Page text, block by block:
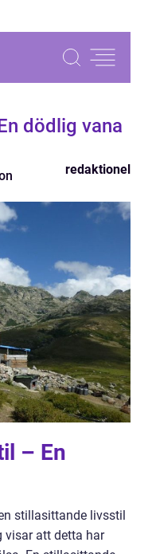
dödlig vana
redaktionel
– En
stillasittande livsstil
visar att detta har